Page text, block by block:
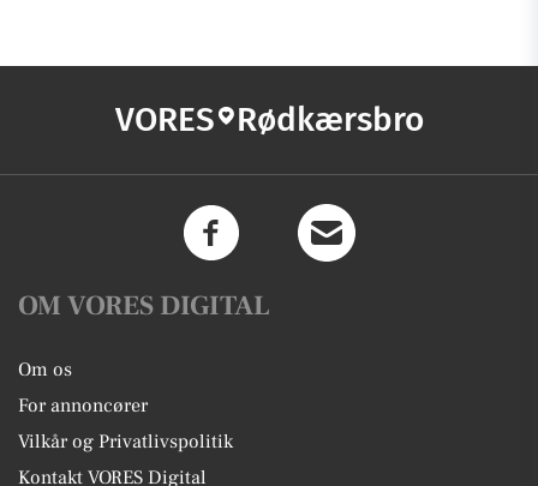
VORES Rødkærsbro
OM VORES DIGITAL
Om os
For annoncører
Vilkår og Privatlivspolitik
Kontakt VORES Digital